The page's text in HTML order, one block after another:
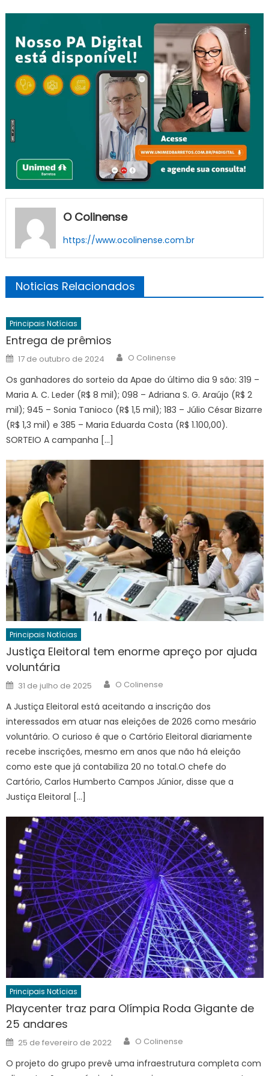
O Colinense
https://www.ocolinense.com.br
Noticias Relacionados
Principais Notícias
Entrega de prêmios
Posted
on
17 de outubro de 2024 Author
O Colinense
Os ganhadores do sorteio da Apae do último dia 9 são: 319 –
Maria A. C. Leder (R$ 8 mil); 098 – Adriana S. G. Araújo (R$ 2
mil); 945 – Sonia Tanioco (R$ 1,5 mil); 183 – Júlio César Bizarre
(R$ 1,3 mil) e 385 – Maria Eduarda Costa (R$ 1.100,00).
SORTEIO A campanha […]
Principais Notícias
Justiça Eleitoral tem enorme apreço por ajuda
voluntária
Posted
on
31 de julho de 2025 Author
O Colinense
A Justiça Eleitoral está aceitando a inscrição dos
interessados em atuar nas eleições de 2026 como mesário
voluntário. O curioso é que o Cartório Eleitoral diariamente
recebe inscrições, mesmo em anos que não há eleição
como este que já contabiliza 20 no total.O chefe do
Cartório, Carlos Humberto Campos Júnior, disse que a
Justiça Eleitoral […]
Principais Notícias
Playcenter traz para Olímpia Roda Gigante de
25 andares
Posted
on
25 de fevereiro de 2022 Author
O Colinense
O projeto do grupo prevê uma infraestrutura completa com